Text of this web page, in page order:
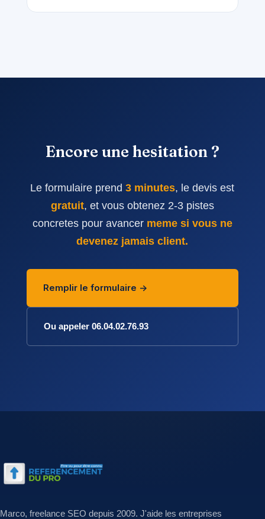
Encore une hesitation ?
Le formulaire prend3 minutes, le devis est
gratuit, et vous obtenez 2-3 pistes
concretes pour avancer meme si vous ne
devenez jamais client.
Remplir le formulaire ->
Ou appeler 06.04.02.76.93
Marco, freelance SEO depuis 2009. J'aide les entreprises